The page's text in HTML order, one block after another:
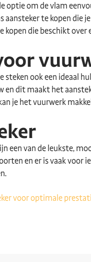
optie om de vlam
aansteker te kopen die
kopen die beschikt
steken ook een ideaal
en dit maakt het
je het vuurwerk
een van de leukste,
en er is vaak
voor optimale